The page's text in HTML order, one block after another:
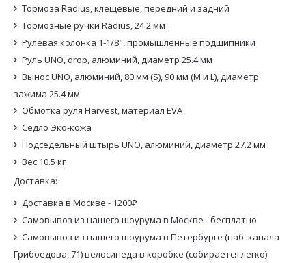
Тормоза Radius, клещевые, передний и задний
Тормозные ручки Radius, 24.2 мм
Рулевая колонка 1-1/8", промышленные подшипники
Руль UNO, drop, алюминий, диаметр 25.4 мм
Вынос UNO, алюминий, 80 мм (S), 90 мм (M и L), диаметр
зажима 25.4 мм
Обмотка руля Harvest, материал EVA
Седло Эко-кожа
Подседельный штырь UNO, алюминий, диаметр 27.2 мм
Вес 10.5 кг
Доставка:
Доставка в Москве - 1200₽
Самовывоз из нашего шоурума в Москве - бесплатно
Самовывоз из нашего шоурума в Петербурге (наб. канала
Грибоедова, 71) велосипеда в коробке (собирается легко) -